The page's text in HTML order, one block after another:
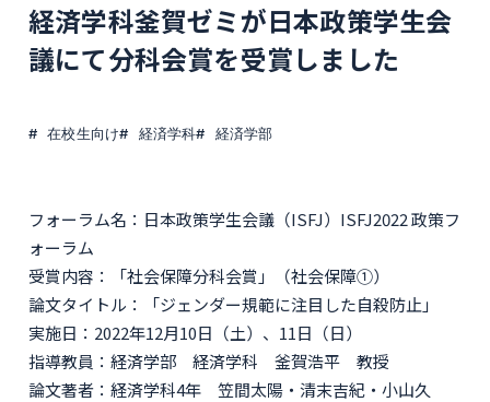
経済学科釜賀ゼミが日本政策学生会
議にて分科会賞を受賞しました
在校生向け 経済学科 経済学部
フォーラム名：日本政策学生会議（ISFJ）ISFJ2022 政策フ
ォーラム
受賞内容：「社会保障分科会賞」（社会保障①）
論文タイトル：「ジェンダー規範に注目した自殺防止」
実施日：2022年12月10日（土）、11日（日）
指導教員：経済学部 経済学科 釜賀浩平 教授
論文著者：経済学科4年 笠間太陽・清末吉紀・小山久